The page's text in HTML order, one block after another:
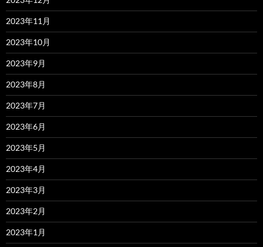
2023年11月
2023年10月
2023年9月
2023年8月
2023年7月
2023年6月
2023年5月
2023年4月
2023年3月
2023年2月
2023年1月